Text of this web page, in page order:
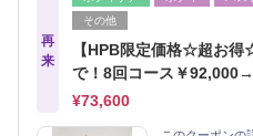
再
来
その他
【HPB限定価格☆超お
で！8回コース￥
¥73,600